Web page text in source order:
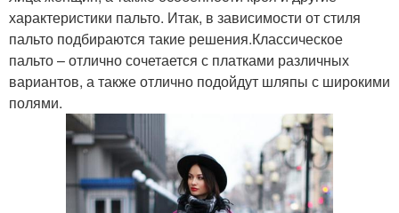
характеристики пальто. Итак, в зависимости от стиля
пальто подбираются такие решения.Классическое
пальто – отлично сочетается с платками различных
вариантов, а также отлично подойдут шляпы с широкими
полями.